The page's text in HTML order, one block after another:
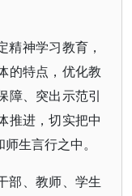
精神学习教育，
的特点，优化教
障、突出示范引
推进，切实把中
生言行之中。
部、教师、学生